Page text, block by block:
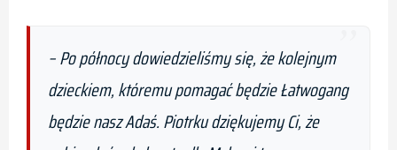
–Po północy dowiedzieliśmy się, że kolejnym
dzieckiem, któremu pomagać będzie Łatwogang
będzie nasz Adaś. Piotrku dziękujemy Ci, że